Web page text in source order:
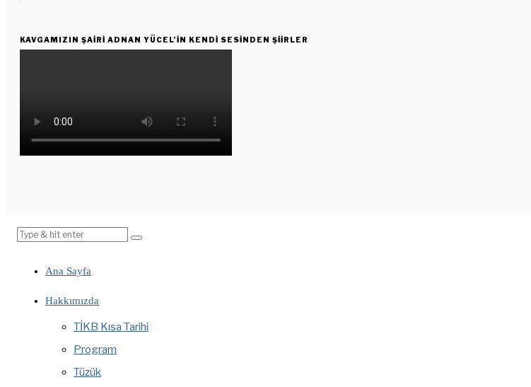
KAVGAMIZIN ŞAIRI ADNAN YÜCEL’IN KENDI SESINDEN ŞIIRLER
Ana Sayfa
Hakkımızda
TİKB Kısa Tarihi
Program
Tüzük